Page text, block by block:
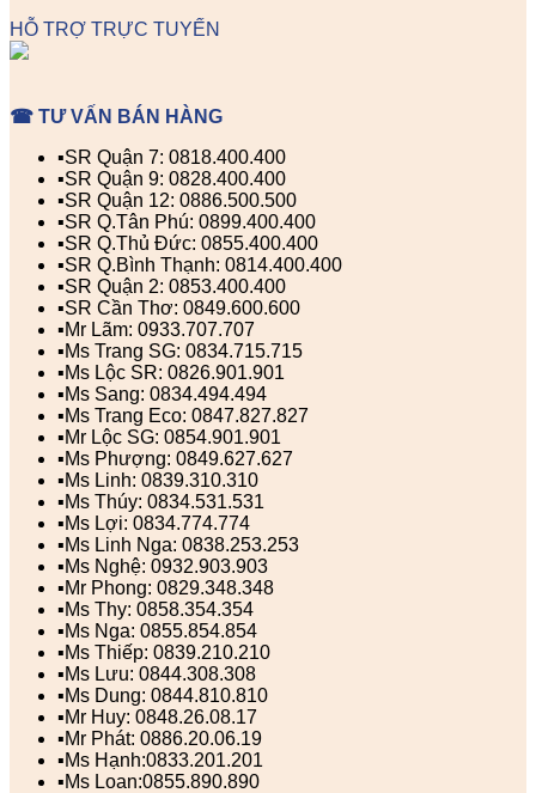
HỖ TRỢ TRỰC TUYẾN
☎ TƯ VẤN BÁN HÀNG
▪️SR Quận 7: 0818.400.400
▪️SR Quận 9: 0828.400.400
▪️SR Quận 12: 0886.500.500
▪️SR Q.Tân Phú: 0899.400.400
▪️SR Q.Thủ Đức: 0855.400.400
▪️SR Q.Bình Thạnh: 0814.400.400
▪️SR Quận 2: 0853.400.400
▪️SR Cần Thơ: 0849.600.600
▪️Mr Lãm: 0933.707.707
▪️Ms Trang SG: 0834.715.715
▪️Ms Lộc SR: 0826.901.901
▪️Ms Sang: 0834.494.494
▪️Ms Trang Eco: 0847.827.827
▪️Mr Lộc SG: 0854.901.901
▪️Ms Phượng: 0849.627.627
▪️Ms Linh: 0839.310.310
▪️Ms Thúy: 0834.531.531
▪️Ms Lợi: 0834.774.774
▪️Ms Linh Nga: 0838.253.253
▪️Ms Nghệ: 0932.903.903
▪️Mr Phong: 0829.348.348
▪️Ms Thy: 0858.354.354
▪️Ms Nga: 0855.854.854
▪️Ms Thiếp: 0839.210.210
▪️Ms Lưu: 0844.308.308
▪️Ms Dung: 0844.810.810
▪️Mr Huy: 0848.26.08.17
▪️Mr Phát: 0886.20.06.19
▪️Ms Hạnh:0833.201.201
▪️Ms Loan:0855.890.890